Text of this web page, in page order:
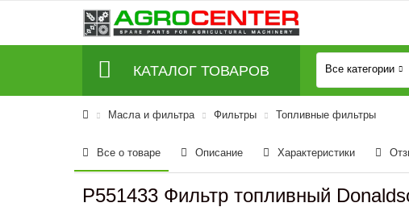
КАТАЛОГ ТОВАРОВ Все категории
Масла и фильтра Фильтры Топливные фильтры
Все о товаре Описание Характеристики
P551433 Фильтр топливный